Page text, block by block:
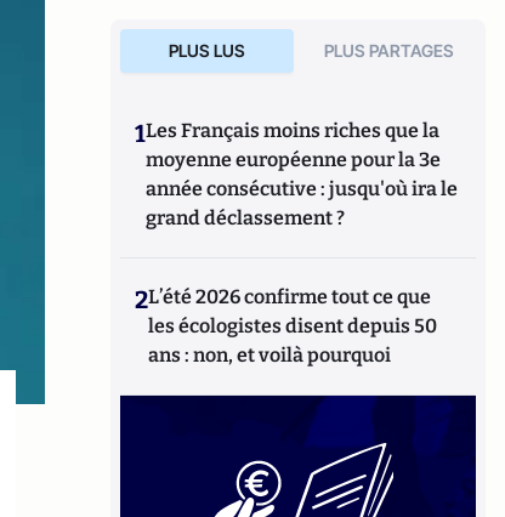
PLUS LUS PLUS PARTAGES
1Les Français moins riches que la
moyenne européenne pour la 3e
année consécutive : jusqu'où ira le
grand déclassement ?
2L’été 2026 confirme tout ce que
les écologistes disent depuis 50
ans : non, et voilà pourquoi